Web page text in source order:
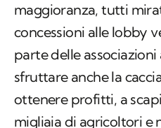
maggioranza, tutti
concessioni alle lobby
parte delle
sfruttare anche la
ottenere profitti, a
migliaia di agricoltori e